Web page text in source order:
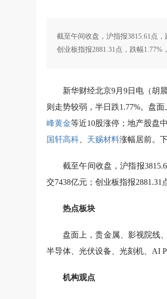
截至午间收盘，沪指报3815.61点，
创业板指报2881.31点，跌幅1.77%
新华财经北京9月9日电（胡
则走势较弱，半日跌1.77%。盘
峰黄金等近10股涨停；地产股盘
国轩高科
天赐材料涨幅居前。
截至午间收盘，沪指报
交7438亿元；创业板指报2881.31
热点板块
盘面上，贵金属、影视院线
半导体、光伏设备、光刻机、AI
机构观点